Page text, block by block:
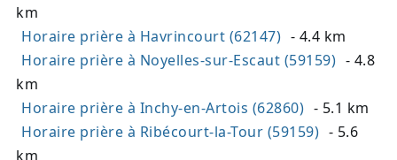
km
Horaire prière à Havrincourt (62147) - 4.4 km
Horaire prière à Noyelles-sur-Escaut (59159) - 4.8
km
Horaire prière à Inchy-en-Artois (62860) - 5.1 km
Horaire prière à Ribécourt-la-Tour (59159) - 5.6
km